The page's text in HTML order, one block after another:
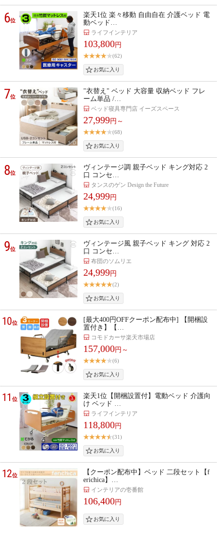
6位
楽天1位 楽々移動 自由自在 介護ベッド 電
動ベッド…
ライフインテリア
103,800円
(62)
7位
"衣替え" ベッド 大容量 収納ベッド フレ
ーム単品 /…
ベッド寝具専門店 イーズスペース
27,999円～
(68)
8位
ヴィンテージ調 親子ベッド キング対応 2
口 コンセ…
タンスのゲン Design the Future
24,999円
(16)
9位
ヴィンテージ風 親子ベッド キング 対応 2
口 コンセ…
布団のソムリエ
24,999円
(2)
10位
[最大400円OFFクーポン配布中] 【開梱設
置付き】【…
コモドカーサ楽天市場店
157,000円～
(6)
11位
楽天1位【開梱設置付】電動ベッド 介護向
け ベッド …
ライフインテリア
118,800円
(31)
12位
【クーポン配布中】ベッド 二段セット【f
erichica】…
インテリアの壱番館
106,400円